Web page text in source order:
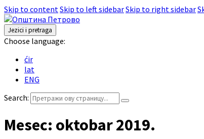
Skip to contentSkip to left sidebarSkip to right sidebar
Jezici i pretraga
Choose language:
ćir
lat
ENG
Search:
Mesec: oktobar 2019.